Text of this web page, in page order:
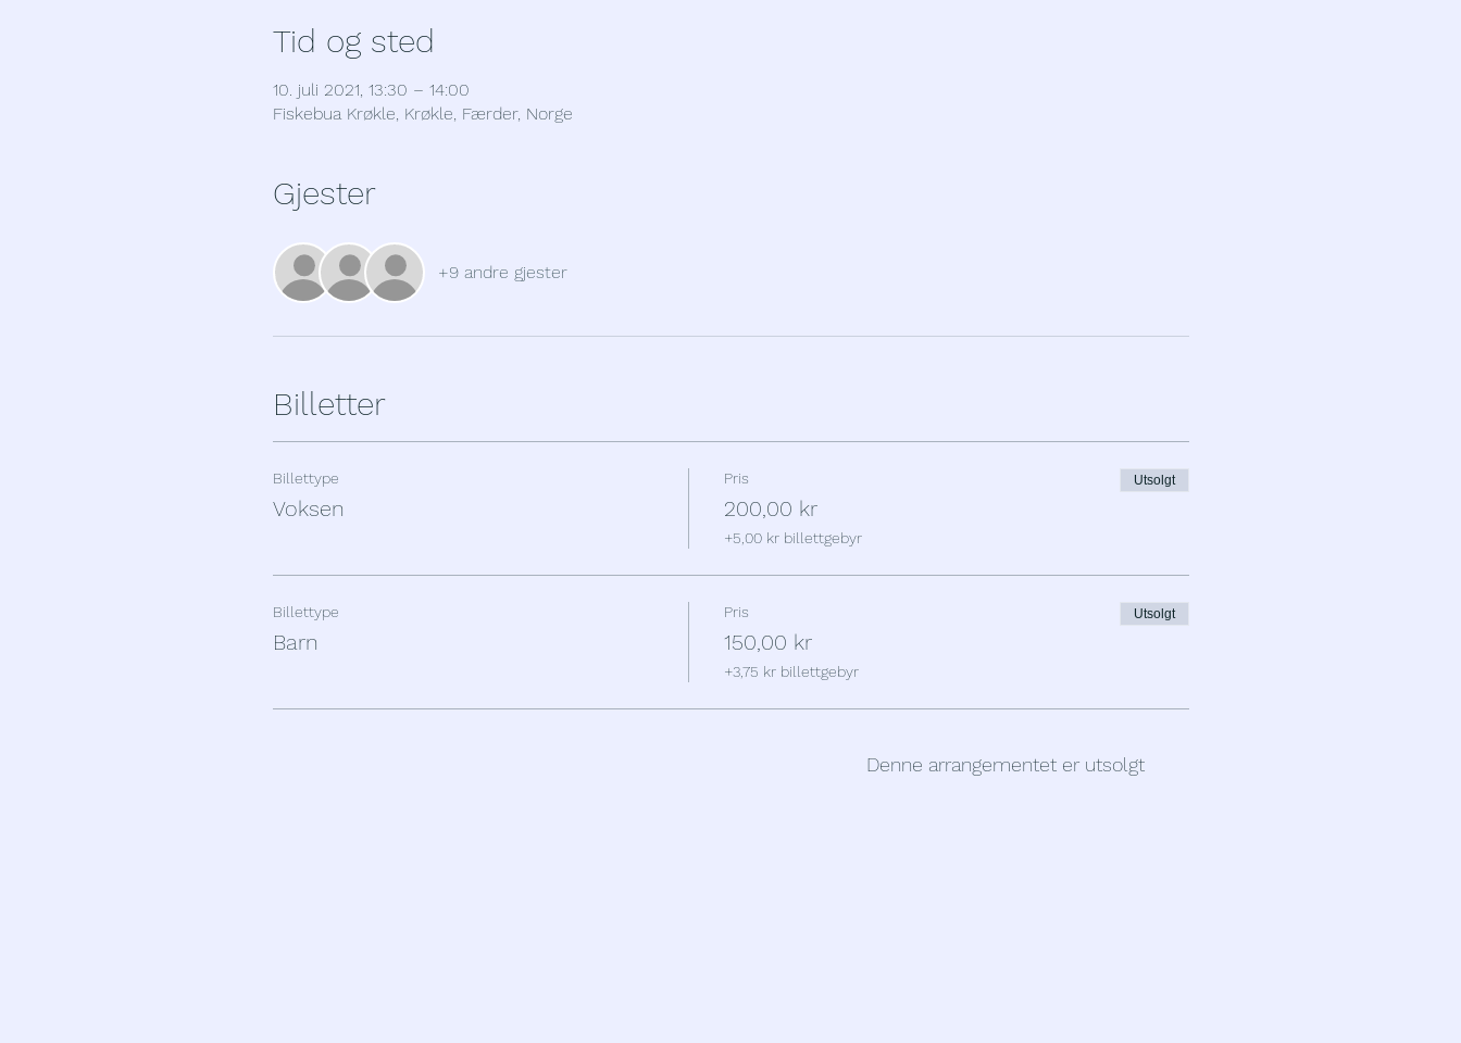
Tid og sted
10. juli 2021, 13:30 – 14:00
Fiskebua Krøkle, Krøkle, Færder, Norge
Gjester
+9 andre gjester
Billetter
Billettype
Voksen
Pris
200,00 kr
+5,00 kr billettgebyr
Utsolgt
Billettype
Barn
Pris
150,00 kr
+3,75 kr billettgebyr
Utsolgt
Denne arrangementet er utsolgt